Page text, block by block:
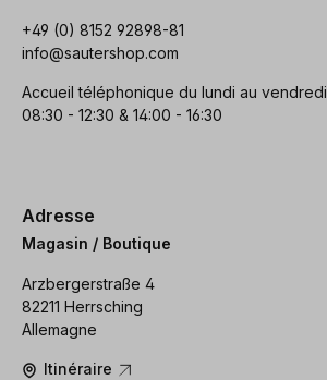
+49 (0) 8152 92898-81
info@sautershop.com
Accueil téléphonique du lundi au vendredi
08:30 - 12:30 & 14:00 - 16:30
Adresse
Magasin / Boutique
Arzbergerstraße 4
82211 Herrsching
Allemagne
Itinéraire